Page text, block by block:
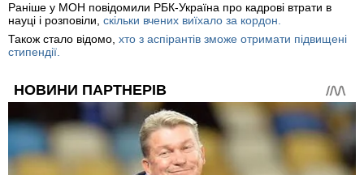
Раніше у МОН повідомили РБК-Україна про кадрові втрати в
науці і розповіли, скільки вчених виїхало за кордон.
Також стало відомо, хто з аспірантів зможе отримати підвищені
стипендії.